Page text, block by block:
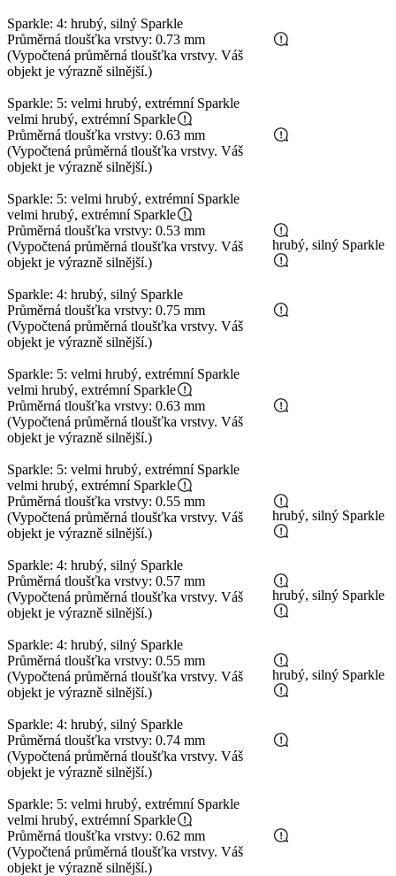
Sparkle: 4: hrubý, silný Sparkle
Průměrná tloušťka vrstvy: 0.73 mm
(Vypočtená průměrná tloušťka vrstvy. Váš
objekt je výrazně silnější.)
Sparkle: 5: velmi hrubý, extrémní Sparkle
velmi hrubý, extrémní Sparkle
Průměrná tloušťka vrstvy: 0.63 mm
(Vypočtená průměrná tloušťka vrstvy. Váš
objekt je výrazně silnější.)
Sparkle: 5: velmi hrubý, extrémní Sparkle
velmi hrubý, extrémní Sparkle
Průměrná tloušťka vrstvy: 0.53 mm
(Vypočtená průměrná tloušťka vrstvy. Váš
objekt je výrazně silnější.)
Sparkle: 4: hrubý, silný Sparkle
hrubý, silný Sparkle
Průměrná tloušťka vrstvy: 0.75 mm
(Vypočtená průměrná tloušťka vrstvy. Váš
objekt je výrazně silnější.)
Sparkle: 5: velmi hrubý, extrémní Sparkle
velmi hrubý, extrémní Sparkle
Průměrná tloušťka vrstvy: 0.63 mm
(Vypočtená průměrná tloušťka vrstvy. Váš
objekt je výrazně silnější.)
Sparkle: 5: velmi hrubý, extrémní Sparkle
velmi hrubý, extrémní Sparkle
Průměrná tloušťka vrstvy: 0.55 mm
(Vypočtená průměrná tloušťka vrstvy. Váš
objekt je výrazně silnější.)
Sparkle: 4: hrubý, silný Sparkle
hrubý, silný Sparkle
Průměrná tloušťka vrstvy: 0.57 mm
(Vypočtená průměrná tloušťka vrstvy. Váš
objekt je výrazně silnější.)
Sparkle: 4: hrubý, silný Sparkle
hrubý, silný Sparkle
Průměrná tloušťka vrstvy: 0.55 mm
(Vypočtená průměrná tloušťka vrstvy. Váš
objekt je výrazně silnější.)
Sparkle: 4: hrubý, silný Sparkle
hrubý, silný Sparkle
Průměrná tloušťka vrstvy: 0.74 mm
(Vypočtená průměrná tloušťka vrstvy. Váš
objekt je výrazně silnější.)
Sparkle: 5: velmi hrubý, extrémní Sparkle
velmi hrubý, extrémní Sparkle
Průměrná tloušťka vrstvy: 0.62 mm
(Vypočtená průměrná tloušťka vrstvy. Váš
objekt je výrazně silnější.)